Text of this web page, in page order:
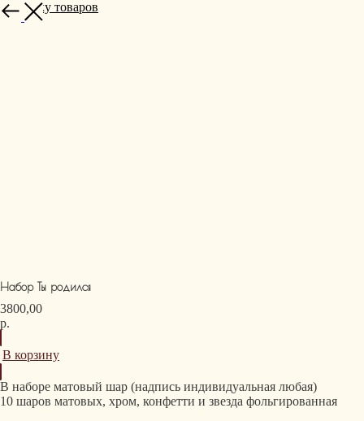
К списку товаров
Набор Ты родился
3800,00
р.
В корзину
В наборе матовый шар (надпись индивидуальная любая)
10 шаров матовых, хром, конфетти и звезда фольгированная